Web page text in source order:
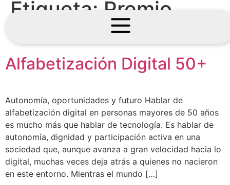
Etiqueta: Premio
TIAW 2024
Alfabetización Digital 50+
Autonomía, oportunidades y futuro Hablar de
alfabetización digital en personas mayores de 50 años
es mucho más que hablar de tecnología. Es hablar de
autonomía, dignidad y participación activa en una
sociedad que, aunque avanza a gran velocidad hacia lo
digital, muchas veces deja atrás a quienes no nacieron
en este entorno. Mientras el mundo […]